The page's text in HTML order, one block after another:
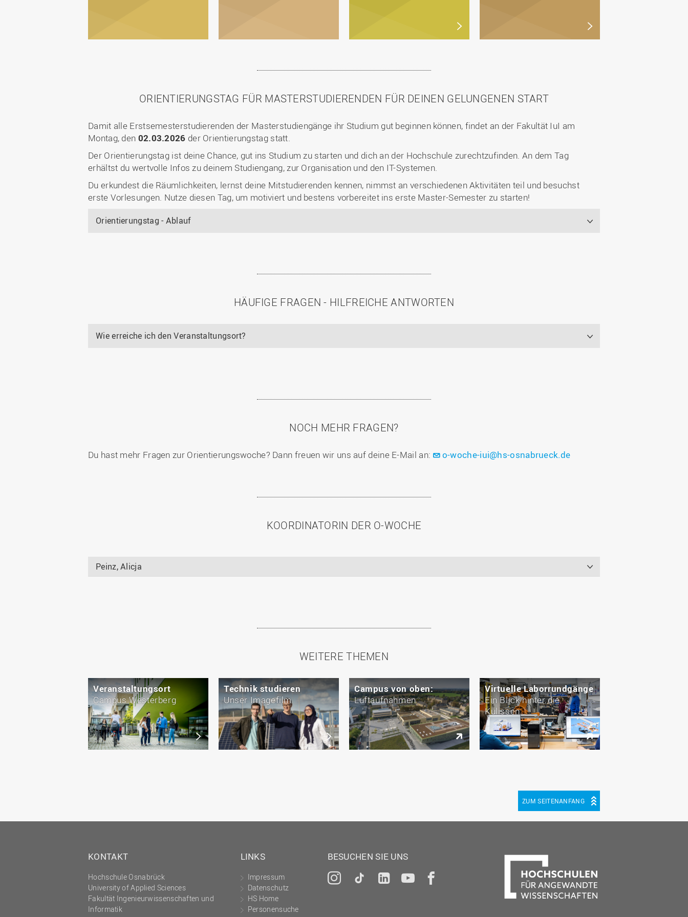
ORIENTIERUNGSTAG FÜR MASTERSTUDIERENDEN FÜR DEINEN GELUNGENEN START
Damit alle Erstsemesterstudierenden der Masterstudiengänge ihr Studium gut beginnen können, findet an der Fakultät IuI am
Montag, den 02.03.2026 der Orientierungstag statt.
Der Orientierungstag ist deine Chance, gut ins Studium zu starten und dich an der Hochschule zurechtzufinden. An dem Tag
erhältst du wertvolle Infos zu deinem Studiengang, zur Organisation und den IT-Systemen.
Du erkundest die Räumlichkeiten, lernst deine Mitstudierenden kennen, nimmst an verschiedenen Aktivitäten teil und besuchst
erste Vorlesungen. Nutze diesen Tag, um motiviert und bestens vorbereitet ins erste Master-Semester zu starten!
Orientierungstag - Ablauf
HÄUFIGE FRAGEN - HILFREICHE ANTWORTEN
Wie erreiche ich den Veranstaltungsort?
NOCH MEHR FRAGEN?
Du hast mehr Fragen zur Orientierungswoche? Dann freuen wir uns auf deine E-Mail an: o-woche-iui@hs-osnabrueck.de
KOORDINATORIN DER O-WOCHE
Peinz, Alicja
WEITERE THEMEN
Veranstaltungsort
Campus Westerberg
Technik studieren
Unser Imagefilm
Campus von oben:
Luftaufnahmen
Virtuelle Laborrundgänge
Ein Blick hinter die
Kulissen
ZUM SEITENANFANG
KONTAKT
Hochschule Osnabrück
University of Applied Sciences
Fakultät Ingenieurwissenschaften und
Informatik
LINKS
Impressum
Datenschutz
HS Home
Personensuche
BESUCHEN SIE UNS
Instagram
TiktokLinkedInYouTube